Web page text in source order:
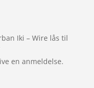
Iki – Wire lås til
en anmeldelse.